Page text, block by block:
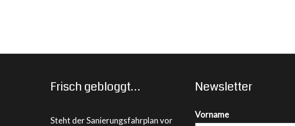
Frisch gebloggt…
Steht der Sanierungsfahrplan vor
Newsletter
Vorname